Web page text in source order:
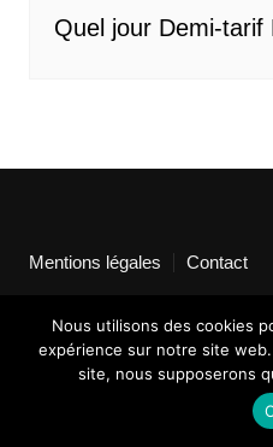
Quel jour Demi-tarif
Mentions légales Contact
Nous utilisons des cookies
expérience sur notre site
site, nous supposerons